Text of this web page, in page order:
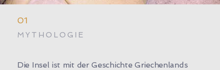
01
MYTHOLOGIE
Die Insel ist mit der Geschichte Griechenlands